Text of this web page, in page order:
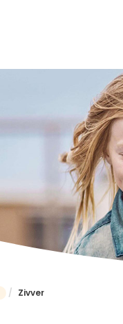
/ Zivver